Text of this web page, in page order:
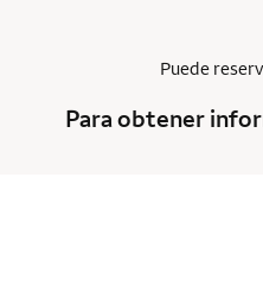
Puede
Para obtener